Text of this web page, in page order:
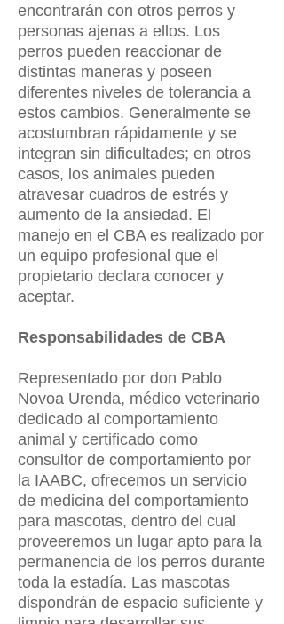
encontrarán con otros perros y
personas ajenas a ellos. Los
perros pueden reaccionar de
distintas maneras y poseen
diferentes niveles de tolerancia a
estos cambios. Generalmente se
acostumbran rápidamente y se
integran sin dificultades; en otros
casos, los animales pueden
atravesar cuadros de estrés y
aumento de la ansiedad. El
manejo en el CBA es realizado por
un equipo profesional que el
propietario declara conocer y
aceptar.
Responsabilidades de CBA
Representado por don Pablo
Novoa Urenda, médico veterinario
dedicado al comportamiento
animal y certificado como
consultor de comportamiento por
la IAABC, ofrecemos un servicio
de medicina del comportamiento
para mascotas, dentro del cual
proveeremos un lugar apto para la
permanencia de los perros durante
toda la estadía. Las mascotas
dispondrán de espacio suficiente y